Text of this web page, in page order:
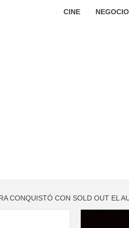
CINE
CONQUISTÓ CON SOLD OUT EL